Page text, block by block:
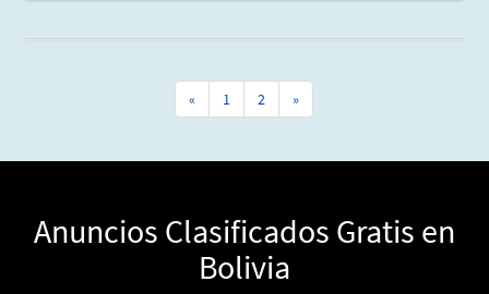
« 1 2 »
Anuncios Clasificados Gratis en
Bolivia